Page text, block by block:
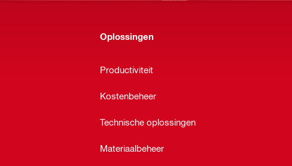
Oplossingen
Productiviteit
Kostenbeheer
Technische oplossingen
Materiaalbeheer